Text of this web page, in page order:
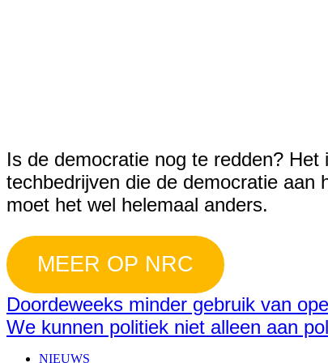
Is de democratie nog te redden?
techbedrijven die de democratie aan
moet het wel helemaal anders.
MEER OP NRC
Doordeweeks minder gebruik van
We kunnen politiek niet alleen aan
NIEUWS